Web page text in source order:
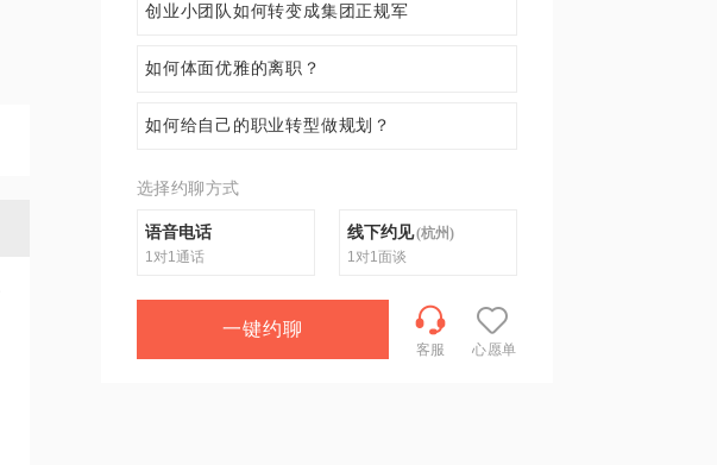
创业小团队如何转变成集团正规军
如何体面优雅的离职？
如何给自己的职业转型做规划？
选择约聊方式
语音电话
1对1通话
线下约见(杭州)
1对1面谈
一键约聊
客服 心愿单